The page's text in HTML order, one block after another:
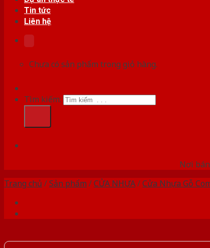
Tin tức
Liên hệ
Chưa có sản phẩm trong giỏ hàng.
Tìm kiếm:
Nơi
Trang chủ /Sản phẩm /CỬA NHỰA/Cửa Nhựa Gỗ